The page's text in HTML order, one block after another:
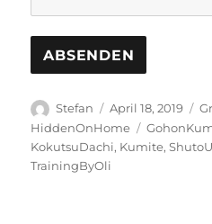
Autor
Stefan
Veröffentlicht
am
April 18, 2019
HiddenOnHome
KokutsuDachi, Kumite,
TrainingByOli